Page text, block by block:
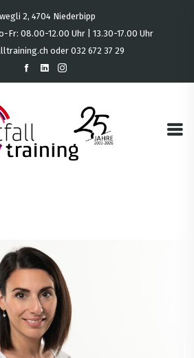
2, 4704 Niederbipp
Fr: 08.00-12.00 Uhr | 13.30-17.00 Uhr
oder 032 672 37 29